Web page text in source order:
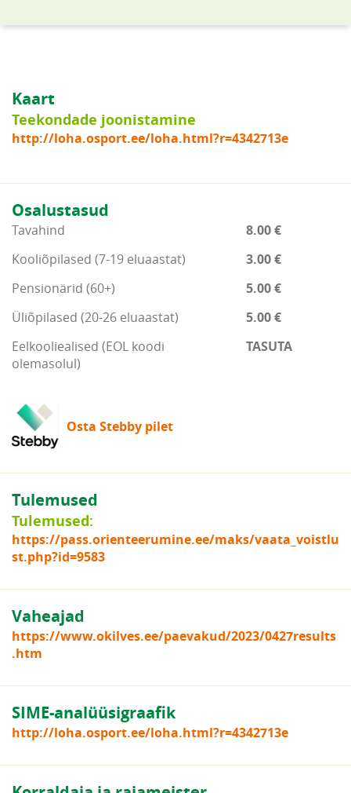
Kaart
Teekondade joonistamine
http://loha.osport.ee/loha.html?r=4342713e
Osalustasud
Tavahind
8.00 €
Kooliõpilased (7-19 eluaastat)
3.00 €
Pensionärid (60+)
5.00 €
Üliõpilased (20-26 eluaastat)
5.00 €
Eelkooliealised (EOL koodi
olemasolul)
TASUTA
Osta Stebby pilet
Tulemused
Tulemused:
https://pass.orienteerumine.ee/maks/vaata_voistlu
st.php?id=9583
Vaheajad
https://www.okilves.ee/paevakud/2023/0427results
.htm
SIME-analüüsigraafik
http://loha.osport.ee/loha.html?r=4342713e